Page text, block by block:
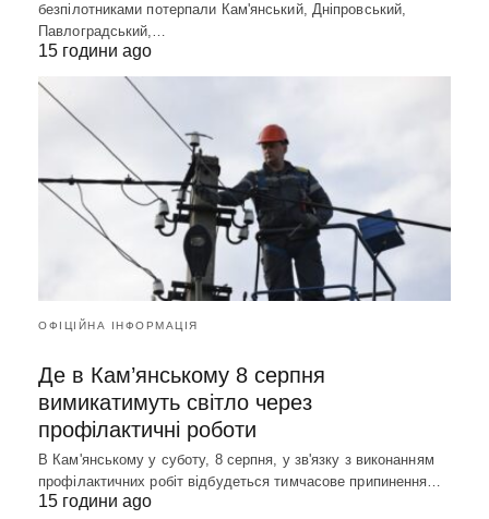
безпілотниками потерпали Кам'янський, Дніпровський,
Павлоградський,…
15 години ago
ОФІЦІЙНА ІНФОРМАЦІЯ
Де в Кам’янському 8 серпня
вимикатимуть світло через
профілактичні роботи
В Кам'янському у суботу, 8 серпня, у зв'язку з виконанням
профілактичних робіт відбудеться тимчасове припинення…
15 години ago